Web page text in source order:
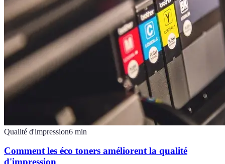
Qualité d'impression6 min
Comment les éco toners améliorent la qualité